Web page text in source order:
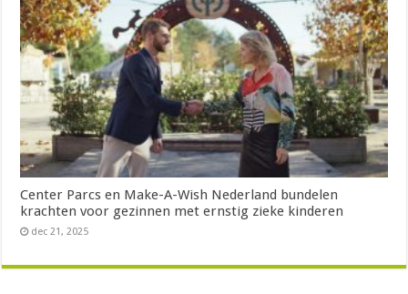
Center Parcs en Make-A-Wish Nederland bundelen
krachten voor gezinnen met ernstig zieke kinderen
dec 21, 2025